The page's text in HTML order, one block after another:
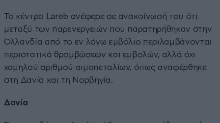
Το κέντρο Lareb ανέφερε σε ανακοίνωσή του ότι
μεταξύ των παρενεργειών που παρατηρήθηκαν στην
Ολλανδία από το εν λόγω εμβόλιο περιλαμβάνονται
περιστατικά θρομβώσεων και εμβολών, αλλά όχι
χαμηλού αριθμού αιμοπεταλίων, όπως αναφέρθηκε
στη Δανία και τη Νορβηγία.
Δανία